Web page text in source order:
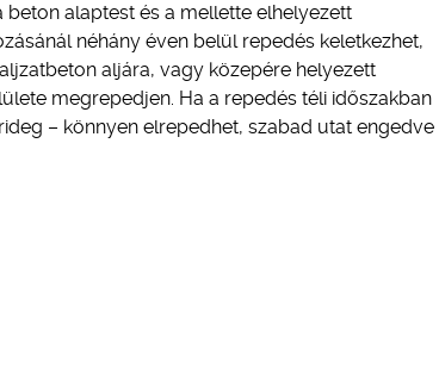
alaptest és a mellette elhelyezett
néhány éven belül repedés keletkezhet,
aljára, vagy közepére helyezett
megrepedjen. Ha a repedés téli időszakban
– könnyen elrepedhet, szabad utat engedve